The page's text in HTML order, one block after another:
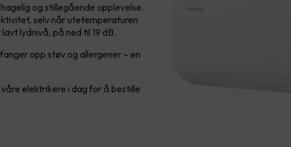
og stillegående opplevelse.
selv når utetemperaturen
lydnivå, på ned til 19 dB.
opp støv og allergener – en
elektrikere i dag for å bestille